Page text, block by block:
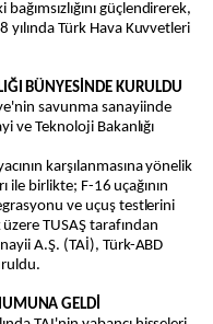
güçlendirerek,
yılında Türk Hava Kuvvetleri
BÜNYESİNDE KURULDU
savunma sanayiinde
ve Teknoloji Bakanlığı
karşılanmasına yönelik
ile birlikte; F-16 uçağının
ve uçuş testlerini
TUSAŞ tarafından
A.Ş. (TAİ), Türk-ABD
GELDİ